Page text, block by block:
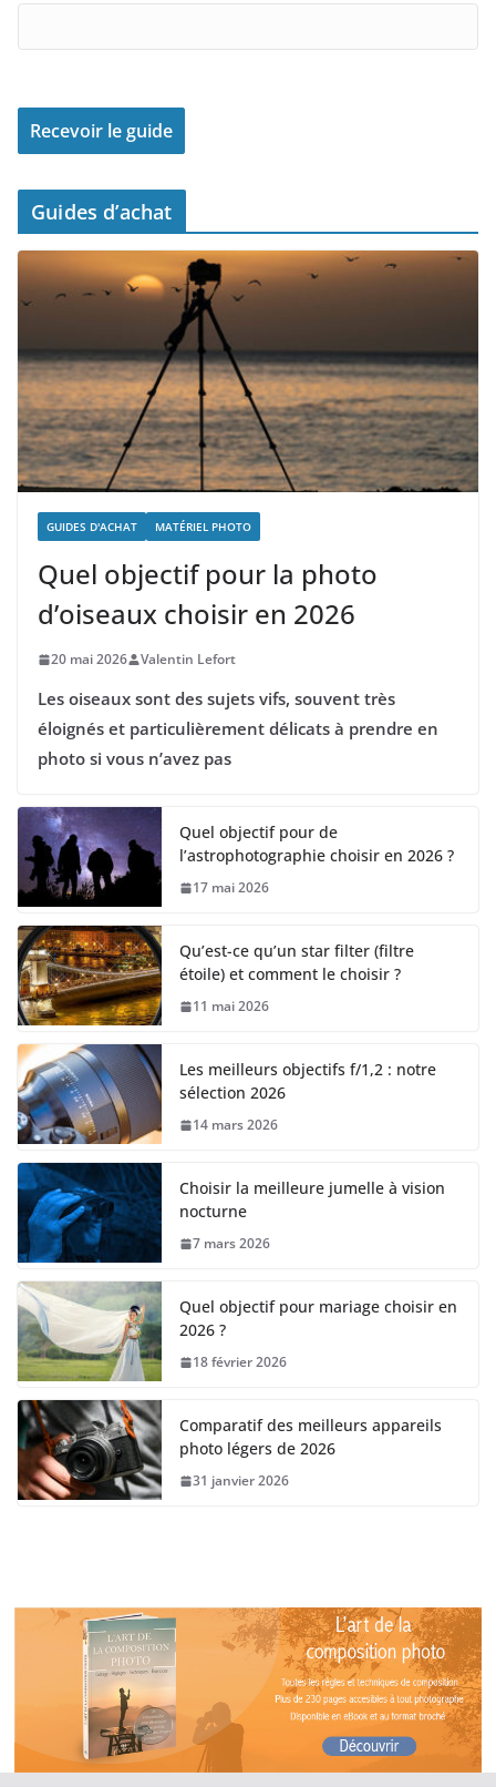
Guides d’achat
GUIDES D'ACHAT MATÉRIEL PHOTO
Quel objectif pour la photo
d’oiseaux choisir en 2026
20 mai 2026 Valentin Lefort
Les oiseaux sont des sujets vifs, souvent très
éloignés et particulièrement délicats à prendre en
photo si vous n’avez pas
Quel objectif pour de
l’astrophotographie choisir en 2026 ?
17 mai 2026
Qu’est-ce qu’un star filter (filtre
étoile) et comment le choisir ?
11 mai 2026
Les meilleurs objectifs f/1,2 : notre
sélection 2026
14 mars 2026
Choisir la meilleure jumelle à vision
nocturne
7 mars 2026
Quel objectif pour mariage choisir en
2026 ?
18 février 2026
Comparatif des meilleurs appareils
photo légers de 2026
31 janvier 2026